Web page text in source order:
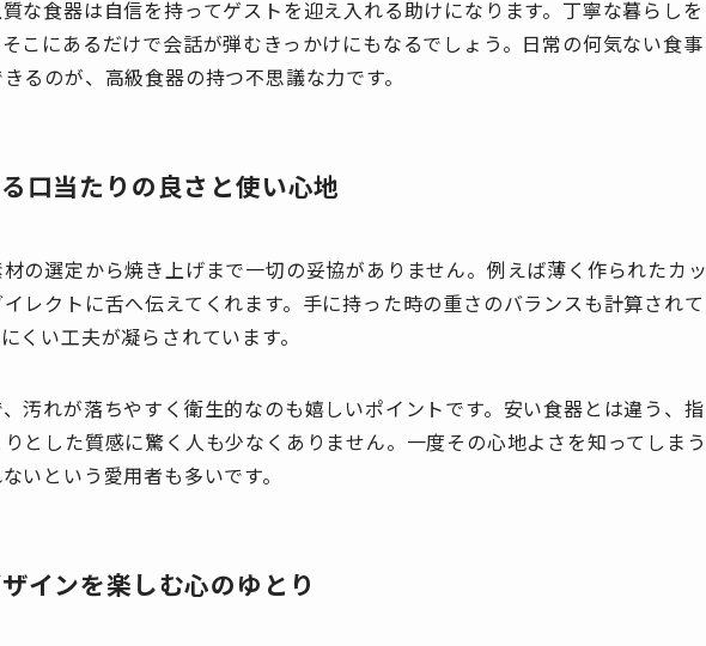
な食器は自信を持ってゲストを迎え入れる助けになります。丁寧な暮らしを
こにあるだけで会話が弾むきっかけにもなるでしょう。日常の何気ない食事
るのが、高級食器の持つ不思議な力です。
口当たりの良さと使い心地
の選定から焼き上げまで一切の妥協がありません。例えば薄く作られたカッ
レクトに舌へ伝えてくれます。手に持った時の重さのバランスも計算されて
くい工夫が凝らされています。
汚れが落ちやすく衛生的なのも嬉しいポイントです。安い食器とは違う、指
とした質感に驚く人も少なくありません。一度その心地よさを知ってしまう
いという愛用者も多いです。
インを楽しむ心のゆとり